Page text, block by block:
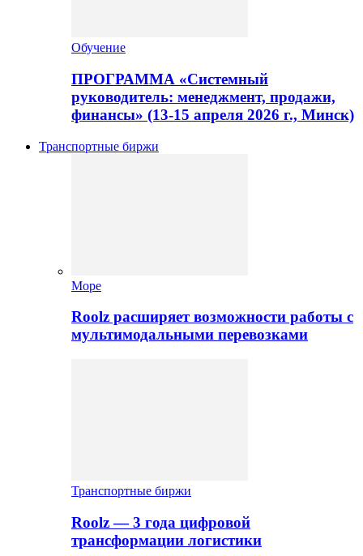
Обучение
ПРОГРАММА «Системный
руководитель: менеджмент, продажи,
финансы» (13-15 апреля 2026 г., Минск)
Транспортные биржи
Море
Roolz расширяет возможности работы с
мультимодальными перевозками
Транспортные биржи
Roolz — 3 года цифровой
трансформации логистики